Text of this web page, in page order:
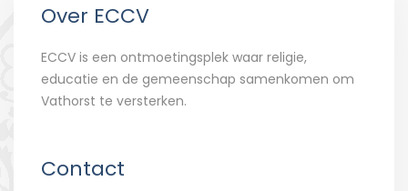
Over ECCV
ECCV is een ontmoetingsplek waar religie,
educatie en de gemeenschap samenkomen om
Vathorst te versterken.
Contact